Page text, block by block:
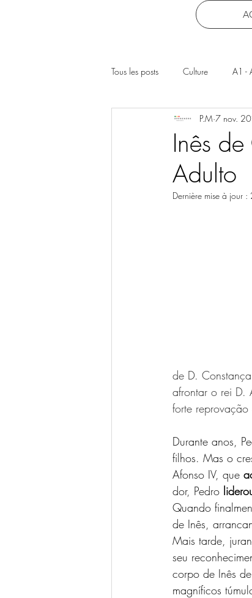
Tous les posts Culture A1 -
Inês
Adulto
P.M 7 nov.
Dernière mise à jour :
de D.
afrontar o rei D.
forte
Durante anos,
filhos. Mas o
Afonso IV, que
dor, Pedro
Quando
de Inês,
Mais tarde,
seu
corpo de Inês
magníficos